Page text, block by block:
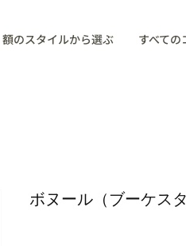
額のスタイルから選ぶ すべての
ボヌール（ブーケスタ